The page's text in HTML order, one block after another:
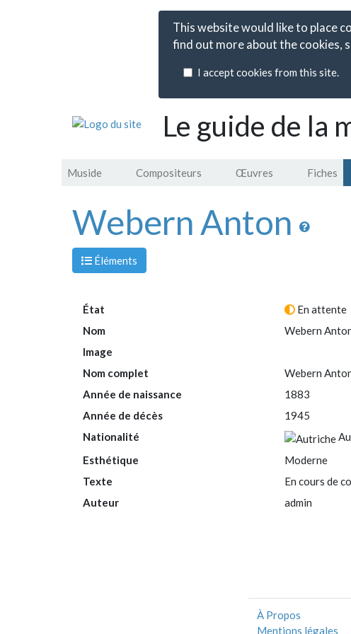
This website would like to place
find out more about the cookies,
I accept cookies from this site.
Le guide de la
Muside Compositeurs Œuvres Fiches
Webern Anton
Éléments
État
En attente
Nom
Webern
Image
Nom complet
Webern
Année de naissance
1883
Année de décès
1945
Nationalité
Esthétique
Moderne
Texte
En cours de
Auteur
admin
À Propos
Mentions légales